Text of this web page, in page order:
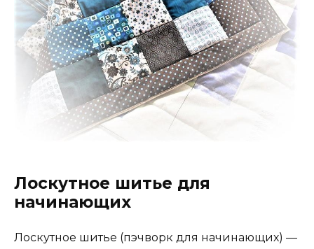
Лоскутное шитье для
начинающих
Лоскутное шитье (пэчворк для начинающих) —